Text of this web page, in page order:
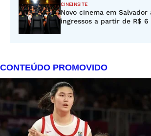
CINEINSITE
Novo cinema em Salvador
ingressos a partir de R$ 6